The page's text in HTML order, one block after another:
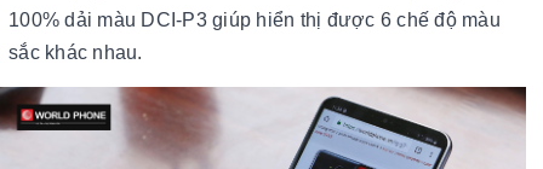
100% dải màu DCI-P3 giúp hiển thị được 6 chế độ màu
sắc khác nhau.